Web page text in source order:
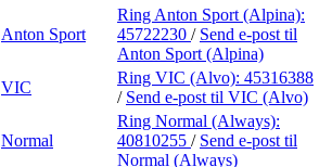
Anton Sport
Ring Anton Sport (Alpina):
45722230 / Send e-post til
Anton Sport (Alpina)
VIC
Ring VIC (Alvo): 45316388
/ Send e-post til VIC (Alvo)
Normal
Ring Normal (Always):
40810255 / Send e-post til
Normal (Always)